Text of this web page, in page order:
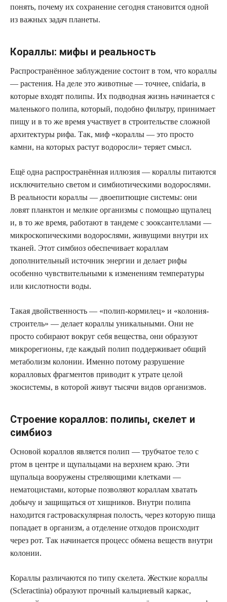
понять, почему их сохранение сегодня становится одной
из важных задач планеты.
Кораллы: мифы и реальность
Распространённое заблуждение состоит в том, что кораллы
— растения. На деле это животные — точнее, cnidaria, в
которые входят полипы. Их подводная жизнь начинается с
маленького полипа, который, подобно фильтру, принимает
пищу и в то же время участвует в строительстве сложной
архитектуры рифа. Так, миф «кораллы — это просто
камни, на которых растут водоросли» теряет смысл.
Ещё одна распространённая иллюзия — кораллы питаются
исключительно светом и симбиотическими водорослями.
В реальности кораллы — двоепитющие системы: они
ловят планктон и мелкие организмы с помощью щупалец
и, в то же время, работают в тандеме с зооксантеллами —
микроскопическими водорослями, живущими внутри их
тканей. Этот симбиоз обеспечивает кораллам
дополнительный источник энергии и делает рифы
особенно чувствительными к изменениям температуры
или кислотности воды.
Такая двойственность — «полип-кормилец» и «колония-
строитель» — делает кораллы уникальными. Они не
просто собирают вокруг себя вещества, они образуют
микрорегионы, где каждый полип поддерживает общий
метаболизм колонии. Именно потому разрушение
коралловых фрагментов приводит к утрате целой
экосистемы, в которой живут тысячи видов организмов.
Строение кораллов: полипы, скелет и
симбиоз
Основой кораллов является полип — трубчатое тело с
ртом в центре и щупальцами на верхнем краю. Эти
щупальца вооружены стреляющими клетками —
нематоцистами, которые позволяют кораллам хватать
добычу и защищаться от хищников. Внутри полипа
находится гастроваскулярная полость, через которую пища
попадает в организм, а отделение отходов происходит
через рот. Так начинается процесс обмена веществ внутри
колонии.
Кораллы различаются по типу скелета. Жесткие кораллы
(Scleractinia) образуют прочный кальциевый каркас,